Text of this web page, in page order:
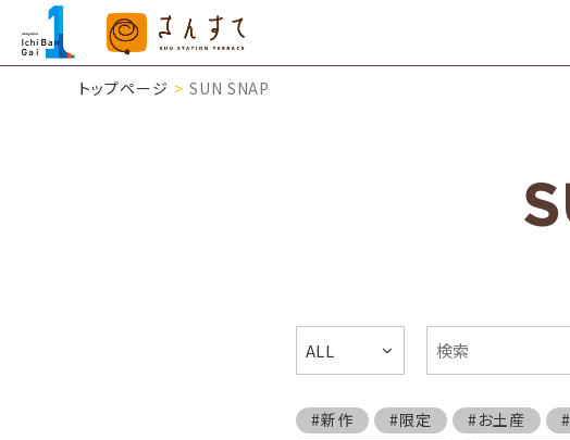
トップページ SUN SNAP
ALL
#新作 #限定 #お土産